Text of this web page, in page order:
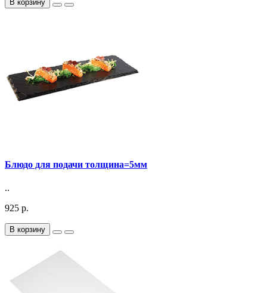
В корзину
Блюдо для подачи толщина=5мм
..
925 р.
В корзину